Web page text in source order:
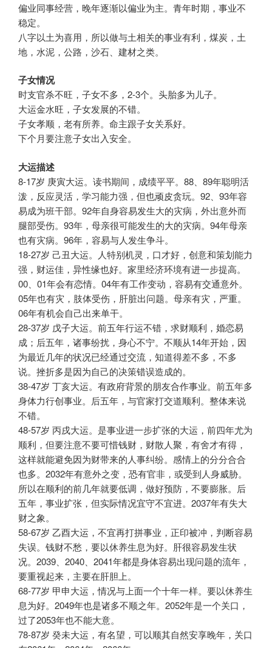
偏业同事经营，晚年逐渐以偏业为主。青年时期，事业不
稳定。
八字以土为喜用，所以做与土相关的事业有利，煤炭，土
地，水泥，公路，沙石、建材之类。
子女情况
时支官杀不旺，子女不多，2-3个。头胎多为儿子。
大运金水旺，子女发展的不错。
子女孝顺，老有所养。命主跟子女关系好。
下个月要注意子女出入安全。
大运描述
8-17岁 庚寅大运。读书期间，成绩平平。88、89年聪明活
泼，反应灵活，学习能力强，但也顽皮贪玩。92、93年容
易成为班干部。92年自身容易发生大的灾病，外出意外而
腿部受伤。93年，母亲很可能发生的大的灾病。94年母亲
也有灾病。96年，容易与人发生争斗。
18-27岁 己丑大运。人特别机灵，口才好，创意和策划能力
强，财运佳，异性缘也好。家里经济环境有进一步提高。
00、01年会有恋情。04年有工作变动，容易有交通意外。
05年也有灾，肢体受伤，肝脏出问题。母亲有灾，严重。
06年有机会自己出来单干。
28-37岁 戊子大运。前五年行运不错，求财顺利，婚恋易
成；后五年，诸事纷扰，身心不宁。不顺从14年开始，因
为最近几年的状况已经通过交流，知道得差不多，不多
说。挫折多是因为自己的决策错误造成的。
38-47岁 丁亥大运。有政府背景的朋友合作事业。前五年多
身体力行创事业。后五年，与官家打交道顺利。整体来说
不错。
48-57岁 丙戌大运。是事业进一步扩张的大运，前四年尤为
顺利，但要注意不要可惜钱财，财散人聚，有舍才有得，
这样就能避免因为财带来的人事纠纷。感情上的分分合合
也多。2032年有意外之变，恐有官非，或受到人身威胁。
所以在顺利的前几年就要低调，做好预防，不要膨胀。后
五年，事业扩张，但实际情况宜守不宜进。2037年有失大
财之象。
58-67岁 乙酉大运，不宜再打拼事业，正印被冲，判断容易
失误。钱财不愁，要以休养生息为好。肝很容易发生状
况。2039、2040、2041年都是身体容易出现问题的流年，
要重视起来，主要在肝胆上。
68-77岁 甲申大运，情况与上面一个十年一样。要以休养生
息为好。2049年也是诸多不顺之年。2052年是一个关口，
过了2053年也不能大意。
78-87岁 癸未大运，有名望，可以顺其自然安享晚年，关口